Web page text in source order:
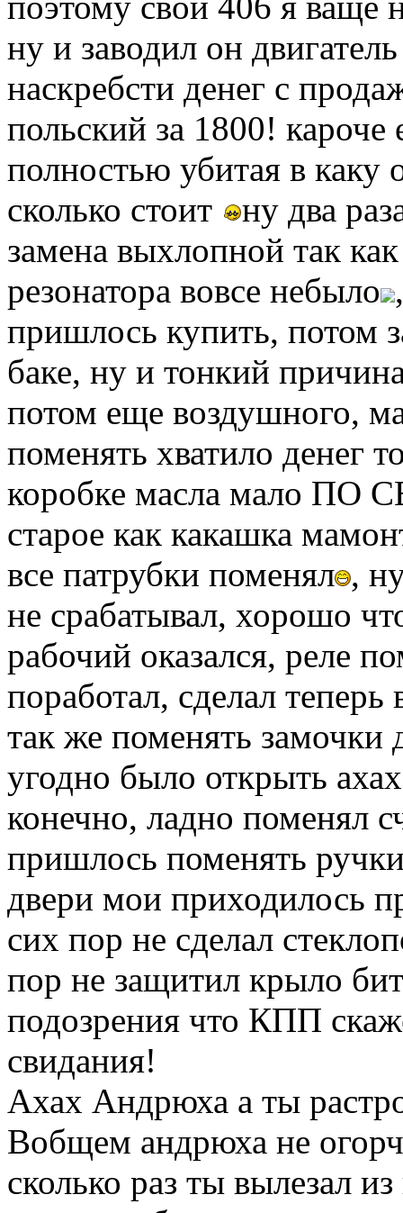
ну и заводил он
наскребсти денег с
польский за 1800!
полностью убитая в каку
сколько стоит
ну два
замена выхлопной так
резонатора вовсе небыло
пришлось купить, потом
баке, ну и тонкий
потом еще воздушного,
поменять хватило денег
коробке масла мало
старое как какашка
все патрубки поменял ,
не срабатывал, хорошо
рабочий оказался, реле
поработал, сделал
так же поменять
угодно было открыть
конечно, ладно поменял
пришлось поменять
двери мои приходилось
сих пор не сделал
пор не защитил крыло
подозрения что КПП
свидания!
Ахах Андрюха а ты
Вобщем андрюха не
сколько раз ты вылезал